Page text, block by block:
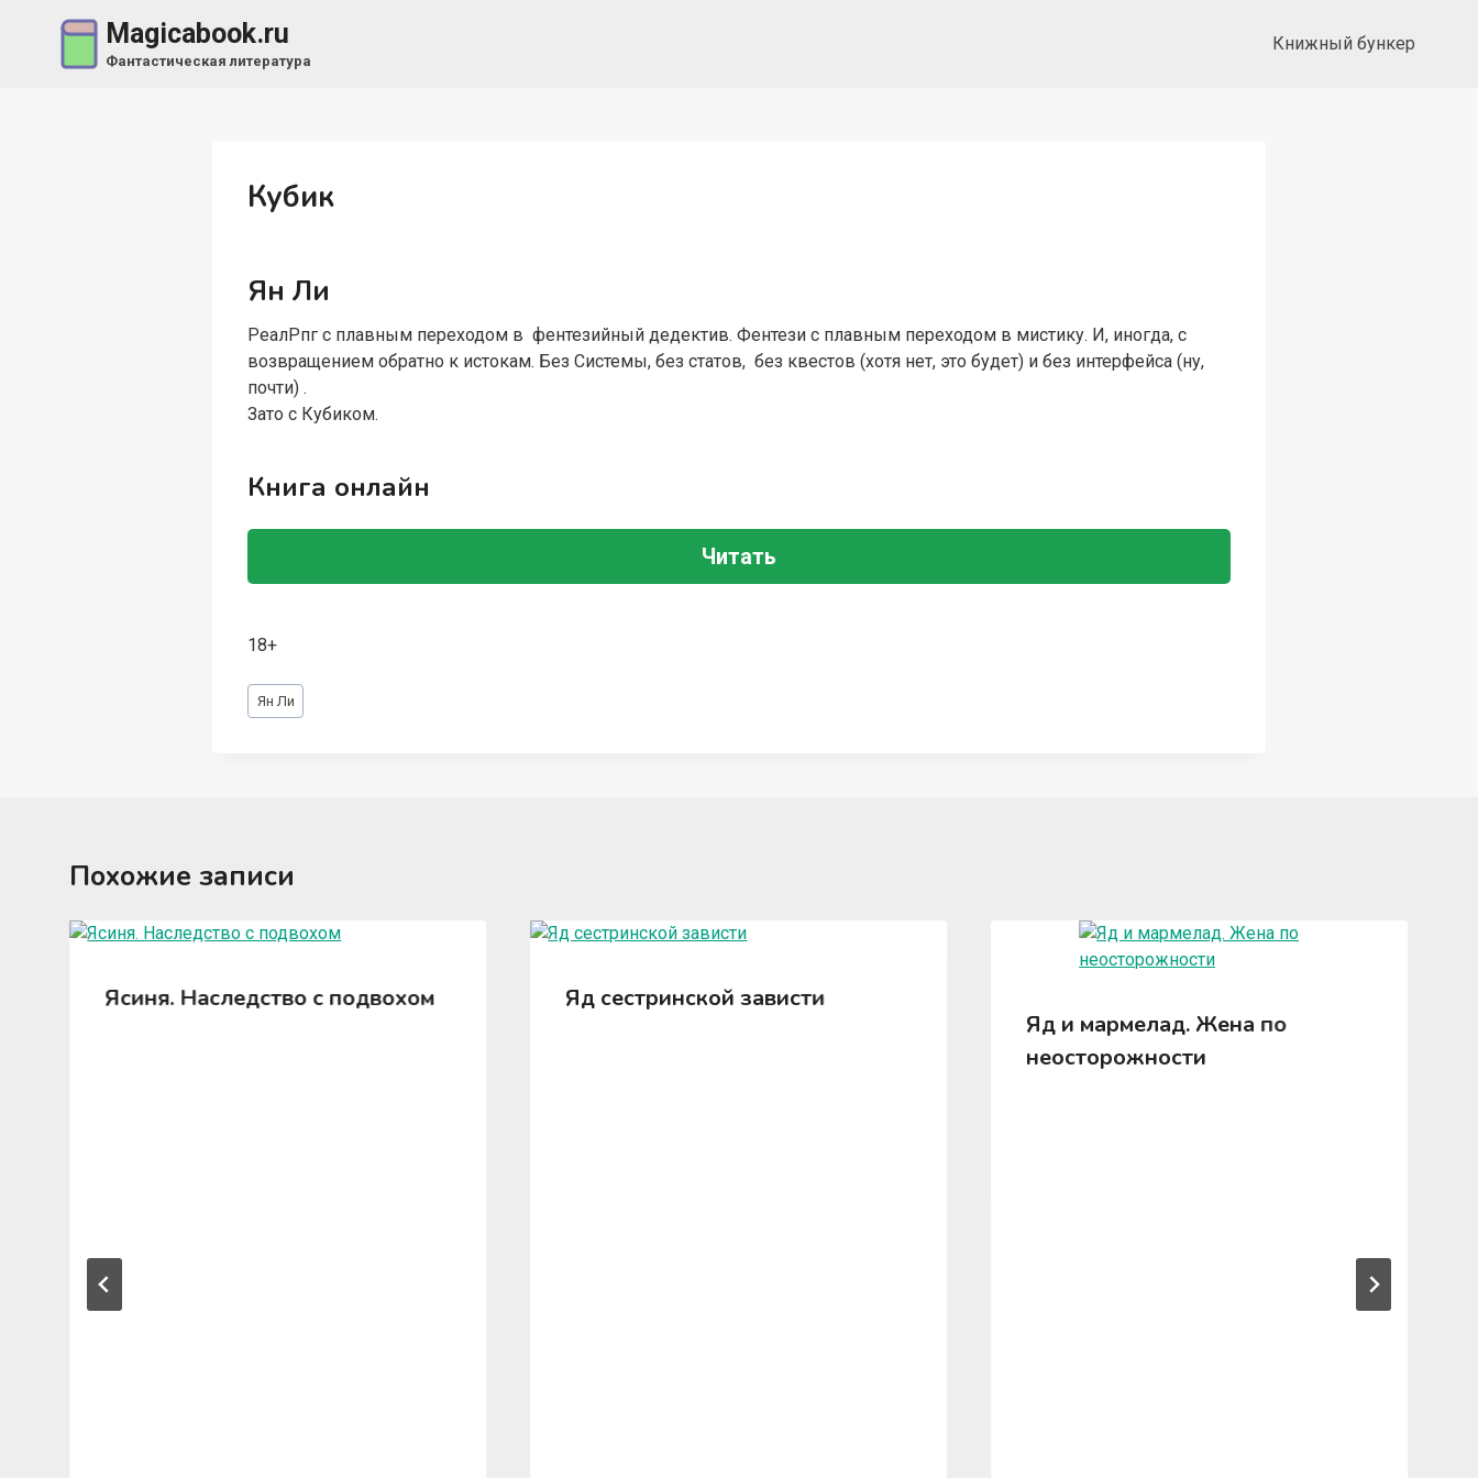
содержимому
Magicabook.ru
Фантастическая литература
Книжный бункер
Кубик
Ян Ли
РеалРпг с плавным переходом в фентезийный дедектив. Фентези с плавным переходом в мистику. И, иногда, с
возвращением обратно к истокам. Без Системы, без статов, без квестов (хотя нет, это будет) и без интерфейса (ну,
почти) .
Зато с Кубиком.
Книга онлайн
Читать
18+
Метки
записи:
Ян Ли
Похожие записи
Ясиня. Наследство с подвохом
Яд сестринской зависти
Яд и мармелад. Жена по
неосторожности